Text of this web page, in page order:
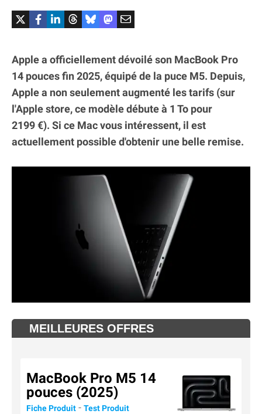
Apple a officiellement dévoilé son MacBook Pro
14 pouces fin 2025, équipé de la puce M5. Depuis,
Apple a non seulement augmenté les tarifs (sur
l'Apple store, ce modèle débute à 1 To pour
2199 €). Si ce Mac vous intéressent, il est
actuellement possible d'obtenir une belle remise.
MEILLEURES OFFRES
MacBook Pro M5 14
pouces (2025)
Fiche Produit - Test Produit